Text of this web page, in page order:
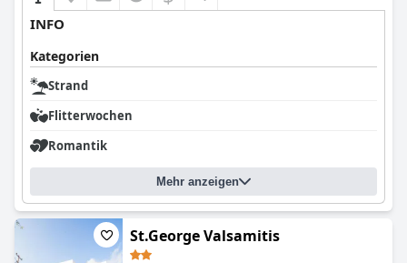
INFO
Kategorien
Strand
Flitterwochen
Romantik
Mehr anzeigen
St.George Valsamitis